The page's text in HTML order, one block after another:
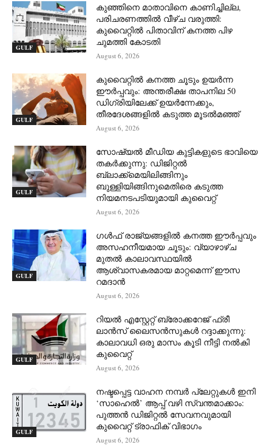
GULF
കുഞ്ഞിനെ മാതാവിനെ കാണിച്ചില്ല,
പരിചരണത്തിൽ വീഴ്ച വരുത്തി:
കുവൈറ്റിൽ പിതാവിന് കനത്ത പിഴ
ചുമത്തി കോടതി
August 6, 2026
GULF
കുവൈറ്റിൽ കനത്ത ചൂടും ഉയർന്ന
ഈർപ്പവും: അന്തരീക്ഷ താപനില 50
ഡിഗ്രിയിലേക്ക് ഉയർന്നേക്കും,
തീരദേശങ്ങളിൽ കടുത്ത മൂടൽമഞ്ഞ്
August 6, 2026
GULF
സോഷ്യൽ മീഡിയ കുട്ടികളുടെ ഭാവിയെ
തകർക്കുന്നു: ഡിജിറ്റൽ
ബ്ലാക്ക്‌മെയിലിങ്ങിനും
ബുള്ളിയിങ്ങിനുമെതിരെ കടുത്ത
നിയമനടപടിയുമായി കുവൈറ്റ്
August 6, 2026
GULF
ഗൾഫ് രാജ്യങ്ങളിൽ കനത്ത ഈർപ്പവും
അസഹനീയമായ ചൂടും: വ്യാഴാഴ്ച
മുതൽ കാലാവസ്ഥയിൽ
ആശ്വാസകരമായ മാറ്റമെന്ന് ഈസ
റമദാൻ
August 6, 2026
GULF
റിയൽ എസ്റ്റേറ്റ് ബ്രോക്കറേജ് ഫ്രീ
ലാൻസ് ലൈസൻസുകൾ റദ്ദാക്കുന്നു:
കാലാവധി ഒരു മാസം കൂടി നീട്ടി നൽകി
കുവൈറ്റ്
August 6, 2026
GULF
നഷ്ടപ്പെട്ട വാഹന നമ്പർ പ്ലേറ്റുകൾ ഇനി
‘സാഹെൽ’ ആപ്പ് വഴി സ്വന്തമാക്കാം:
പുത്തൻ ഡിജിറ്റൽ സേവനവുമായി
കുവൈറ്റ് ട്രാഫിക് വിഭാഗം
August 6, 2026